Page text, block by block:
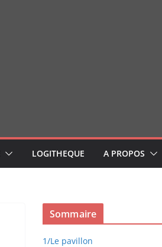
LOGITHEQUE A PROPOS
Sommaire
1/Le pavillon